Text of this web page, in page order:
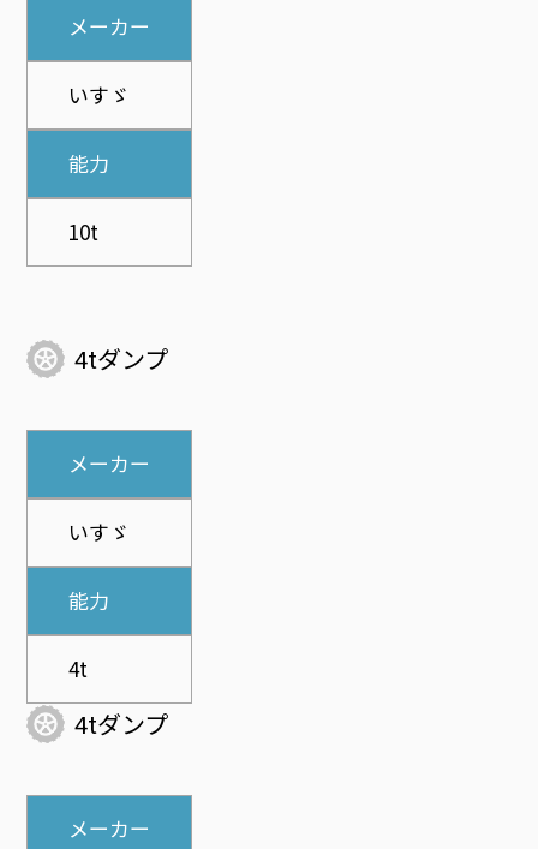
メーカー
いすゞ
能力
10t
4tダンプ
メーカー
いすゞ
能力
4t
4tダンプ
メーカー